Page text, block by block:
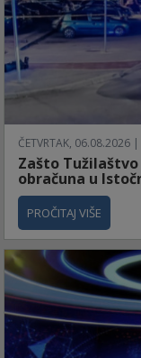
ČETVRTAK, 06.08.2026
Zašto
obračuna u
PROČITAJ VIŠE